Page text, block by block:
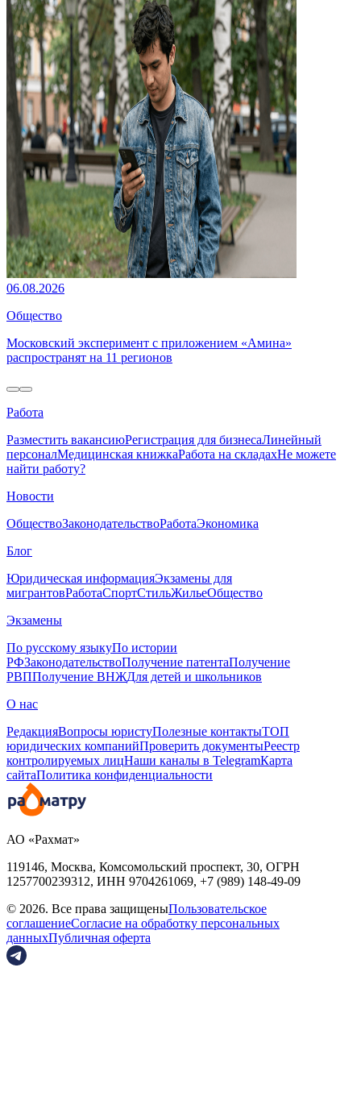
06.08.2026
Общество
Московский эксперимент с приложением «Амина»
распространят на 11 регионов
Работа
Разместить вакансиюРегистрация для бизнесаЛинейный
персоналМедицинская книжкаРабота на складахНе можете
найти работу?
Новости
ОбществоЗаконодательствоРаботаЭкономика
Блог
Юридическая информацияЭкзамены для
мигрантовРаботаСпортСтильЖильеОбщество
Экзамены
По русскому языкуПо истории
РФЗаконодательствоПолучение патентаПолучение
РВППолучение ВНЖДля детей и школьников
О нас
РедакцияВопросы юристуПолезные контактыТОП
юридических компанийПроверить документыРеестр
контролируемых лицНаши каналы в TelegramКарта
сайтаПолитика конфиденциальности
АО «Рахмат»
119146, Москва, Комсомольский проспект, 30, ОГРН
1257700239312, ИНН 9704261069, +7 (989) 148-49-09
© 2026. Все права защищеныПользовательское
соглашениеСогласие на обработку персональных
данныхПубличная оферта